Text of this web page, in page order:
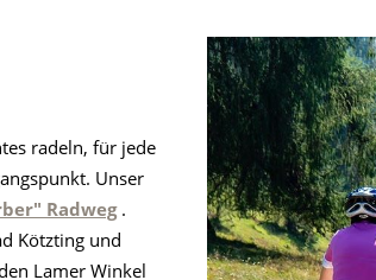
radeln, für jede
Unser
Radweg.
Kötzting und
Lamer Winkel